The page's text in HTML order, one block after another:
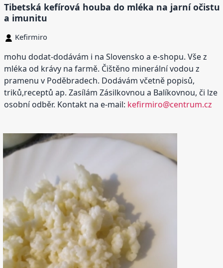
Tibetská kefírová houba do mléka na jarní očistu
a imunitu
Kefirmiro
mohu dodat-dodávám i na Slovensko a e-shopu. Vše z
mléka od krávy na farmě. Čištěno minerální vodou z
pramenu v Poděbradech. Dodávám včetně popisů,
triků,receptů ap. Zasílám Zásilkovnou a Balíkovnou, či lze
osobní odběr. Kontakt na e-mail: kefirmiro@centrum.cz